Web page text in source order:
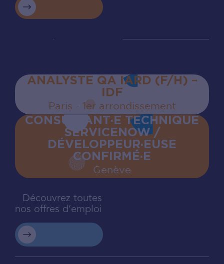
ANALYSTE QA IARD (F/H) –
IDF
Paris - 1er arrondissement
CONSULTANT·E TECHNIQUE
SERVICENOW /
DÉVELOPPEUR·EUSE
CONFIRMÉ·E
Genève
Découvrez toutes
nos offres d’emploi